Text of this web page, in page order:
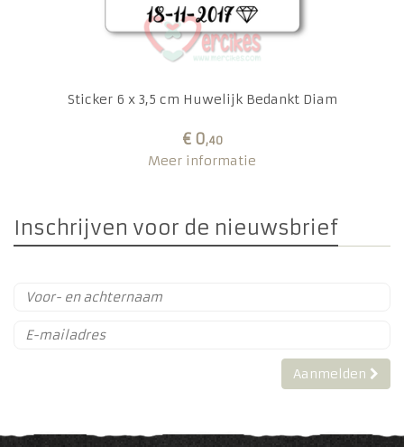
Sticker 6 x 3,5 cm Huwelijk Bedankt Diam
€ 0,40
Meer informatie
Inschrijven voor de nieuwsbrief
Aanmelden